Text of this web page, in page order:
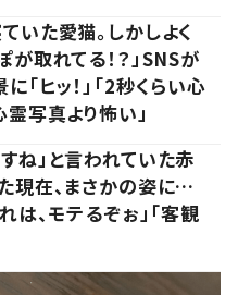
いた愛猫。しかしよく
が取れてる！？」SNSが
「ヒッ！」「2秒くらい心
霊写真より怖い」
ね」と言われていた赤
現在、まさかの姿に…
れは、モテるぞぉ」「客観